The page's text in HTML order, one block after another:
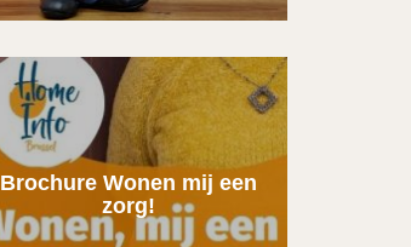
Brochure Wonen mij een
zorg!